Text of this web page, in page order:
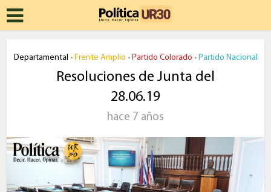
Departamental • Frente Amplio • Partido Colorado • Partido Nacional
Resoluciones de Junta del
28.06.19
hace 7 años